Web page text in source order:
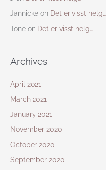
Jannicke on Det er visst helg…
Tone on Det er visst helg…
Archives
April 2021
March 2021
January 2021
November 2020
October 2020
September 2020